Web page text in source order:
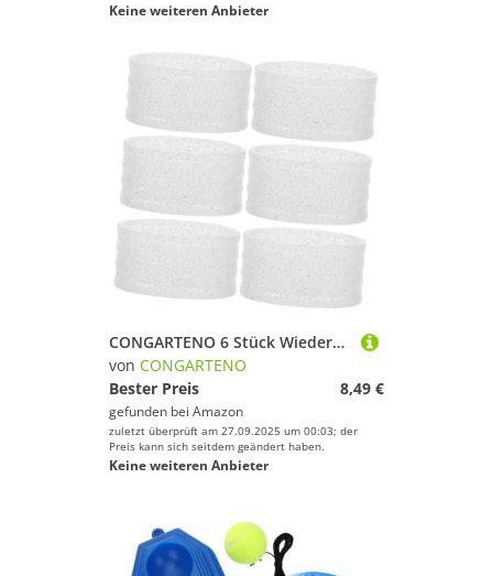
Keine weiteren Anbieter
CONGARTENO 6 Stück Wiederverwendbare Tennis Racket Ringe aus Flexiblem Silikon rutschfeste Griffe für Tennis Badmintonschläger Elastische Outdoor Band Fixierung für Sicheren Halt und
von CONGARTENO
Bester Preis
8,49 €
gefunden bei Amazon
zuletzt überprüft am 27.09.2025 um 00:03; der
Preis kann sich seitdem geändert haben.
Keine weiteren Anbieter